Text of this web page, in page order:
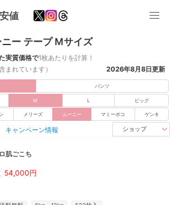
値
ニー テープ Mサイズ
実質価格で1枚あたりを計算！
れています）
2026年8月8日更新
パンツ
M L ビッグ
メリーズ ムーニー マミーポコ ゲンキ
キャンペーン情報 ショップ
肌ごこち
54,000円